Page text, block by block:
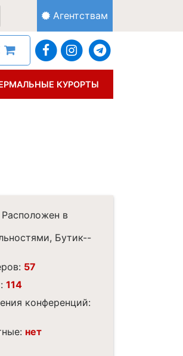
Агентствам
КУРОРТЫ
Расположен в
Бутик--
57
114
конференций:
нет